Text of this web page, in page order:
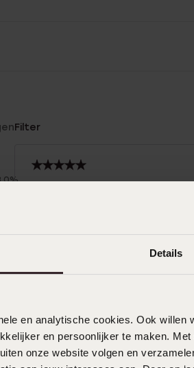
Details
en analytische cookies. Ook willen
en persoonlijker te maken.
onze website volgen en
Filter
03-02-2025 - Doreen H.
10-12-2024 - Daisy L.